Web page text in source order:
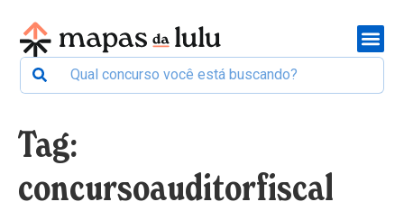
Tag:
concursoauditorfiscal